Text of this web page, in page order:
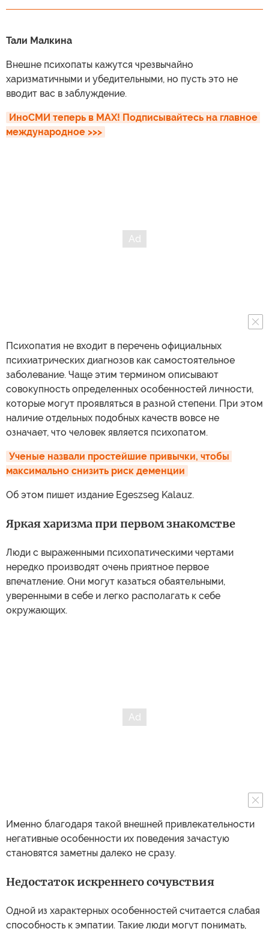
Тали Малкина
Внешне психопаты кажутся чрезвычайно
харизматичными и убедительными, но пусть это не
вводит вас в заблуждение.
ИноСМИ теперь в MAX! Подписывайтесь на главное
международное >>>
Психопатия не входит в перечень официальных
психиатрических диагнозов как самостоятельное
заболевание. Чаще этим термином описывают
совокупность определенных особенностей личности,
которые могут проявляться в разной степени. При этом
наличие отдельных подобных качеств вовсе не
означает, что человек является психопатом.
Ученые назвали простейшие привычки, чтобы
максимально снизить риск деменции
Об этом пишет издание Egeszseg Kalauz.
Яркая харизма при первом знакомстве
Люди с выраженными психопатическими чертами
нередко производят очень приятное первое
впечатление. Они могут казаться обаятельными,
уверенными в себе и легко располагать к себе
окружающих.
Именно благодаря такой внешней привлекательности
негативные особенности их поведения зачастую
становятся заметны далеко не сразу.
Недостаток искреннего сочувствия
Одной из характерных особенностей считается слабая
способность к эмпатии. Такие люди могут понимать,